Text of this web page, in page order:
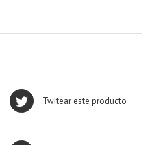
Twitear este producto